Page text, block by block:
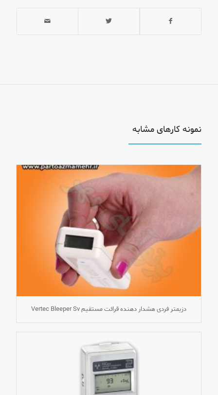
نمونه کارهای مشابه
دزیمتر فردی هشدار دهنده قرائت مستقیم Vertec Bleeper Sv